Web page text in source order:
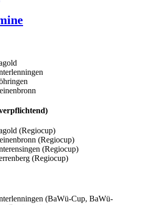
(Regiocup)
(Regiocup)
(Regiocup)
(Regiocup)
(BaWü-Cup, BaWü-